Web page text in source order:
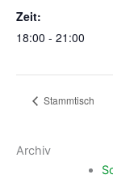
Zeit:
18:00 - 21:00
Stammtisch
Archiv